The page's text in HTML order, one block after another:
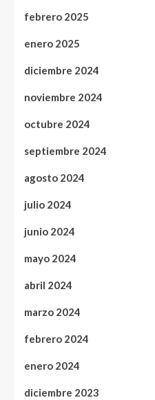
febrero 2025
enero 2025
diciembre 2024
noviembre 2024
octubre 2024
septiembre 2024
agosto 2024
julio 2024
junio 2024
mayo 2024
abril 2024
marzo 2024
febrero 2024
enero 2024
diciembre 2023